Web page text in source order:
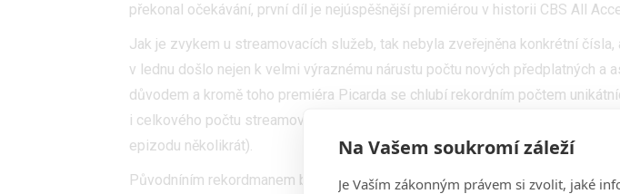
překonal očekávání, první díl je nejúspěšnější premiérou v historii CBS All
Jak je zvykem u streamovacích služeb, tak nebyla zveřejněna konkrétní čísla,
v lednu došlo nejen k velmi výraznému nárustu počtu nových předplatných a
důvodem a kromě toho premiéra Picarda se chlubí rekordním počtem
i celkového počtu streamování (jde o celkový počet streamování, tedy i účtů,
epizodu několikrát).
Původníním rekordmanem byl seriálStar Trek: Discovery, ve srovnání s ním
Na Vašem soukromí záleží
Je Vaším zákonným právem si zvolit, jaké